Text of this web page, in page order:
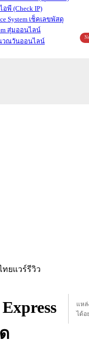
อพี (Check IP)
เช็คเลขพัสดุ
สุ่มออนไลน์
วณวันออนไลน์
แหล่
ได้อ